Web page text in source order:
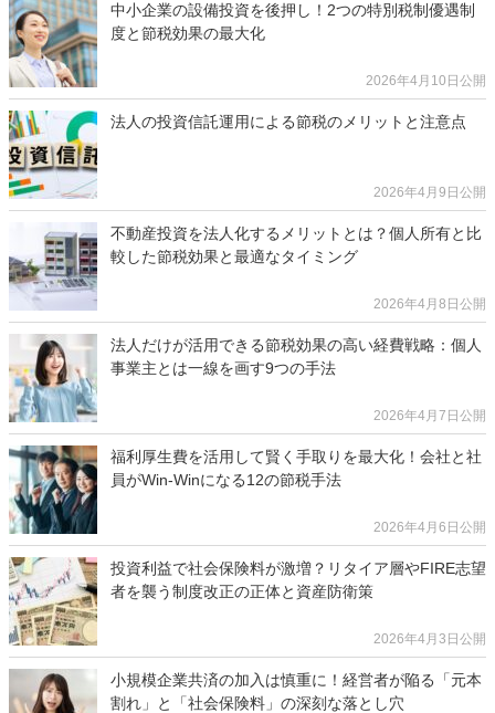
中小企業の設備投資を後押し！2つの特別税制優遇制
度と節税効果の最大化
2026年4月10日公開
法人の投資信託運用による節税のメリットと注意点
2026年4月9日公開
不動産投資を法人化するメリットとは？個人所有と比
較した節税効果と最適なタイミング
2026年4月8日公開
法人だけが活用できる節税効果の高い経費戦略：個人
事業主とは一線を画す9つの手法
2026年4月7日公開
福利厚生費を活用して賢く手取りを最大化！会社と社
員がWin-Winになる12の節税手法
2026年4月6日公開
投資利益で社会保険料が激増？リタイア層やFIRE志望
者を襲う制度改正の正体と資産防衛策
2026年4月3日公開
小規模企業共済の加入は慎重に！経営者が陥る「元本
割れ」と「社会保険料」の深刻な落とし穴